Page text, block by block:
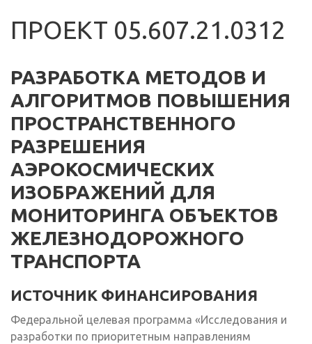
ПРОЕКТ 05.607.21.0312
РАЗРАБОТКА МЕТОДОВ И
АЛГОРИТМОВ ПОВЫШЕНИЯ
ПРОСТРАНСТВЕННОГО
РАЗРЕШЕНИЯ
АЭРОКОСМИЧЕСКИХ
ИЗОБРАЖЕНИЙ ДЛЯ
МОНИТОРИНГА ОБЪЕКТОВ
ЖЕЛЕЗНОДОРОЖНОГО
ТРАНСПОРТА
ИСТОЧНИК ФИНАНСИРОВАНИЯ
Федеральной целевая программа «Исследования и
разработки по приоритетным направлениям